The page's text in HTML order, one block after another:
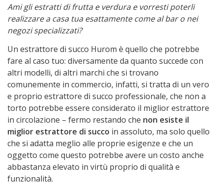
Ami gli estratti di frutta e verdura e vorresti poterli
realizzare a casa tua esattamente come al bar o nei
negozi specializzati?
Un estrattore di succo Hurom è quello che potrebbe
fare al caso tuo: diversamente da quanto succede con
altri modelli, di altri marchi che si trovano
comunemente in commercio, infatti, si tratta di un vero
e proprio estrattore di succo professionale, che non a
torto potrebbe essere considerato il miglior estrattore
in circolazione – fermo restando che non esiste il
miglior estrattore di succo in assoluto, ma solo quello
che si adatta meglio alle proprie esigenze e che un
oggetto come questo potrebbe avere un costo anche
abbastanza elevato in virtù proprio di qualità e
funzionalità.